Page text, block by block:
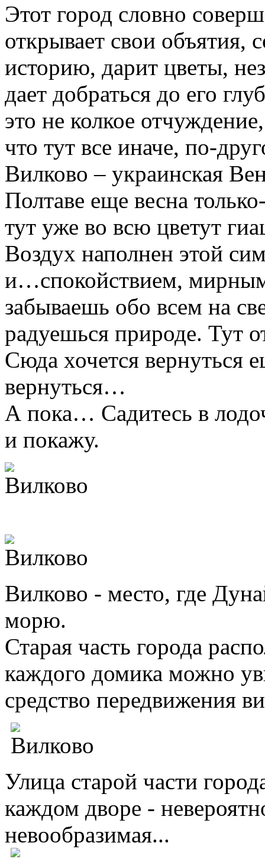
Этот город словно
открывает свои объятия,
историю, дарит цветы,
дает добраться до его
это не колкое
что тут все иначе, по-
Вилково – украинская
Полтаве еще весна
тут уже во всю цветут
Воздух наполнен этой
и…спокойствием,
забываешь обо всем на
радуешься природе. Тут
Сюда хочется вернуться
вернуться…
А пока… Садитесь в
и покажу.
Вилково - место, где
морю.
Старая часть города
каждого домика можно
средство передвижения
Улица старой части
каждом дворе -
невообразимая...